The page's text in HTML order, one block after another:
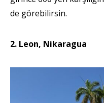
de görebilirsin.
2. Leon, Nikaragua